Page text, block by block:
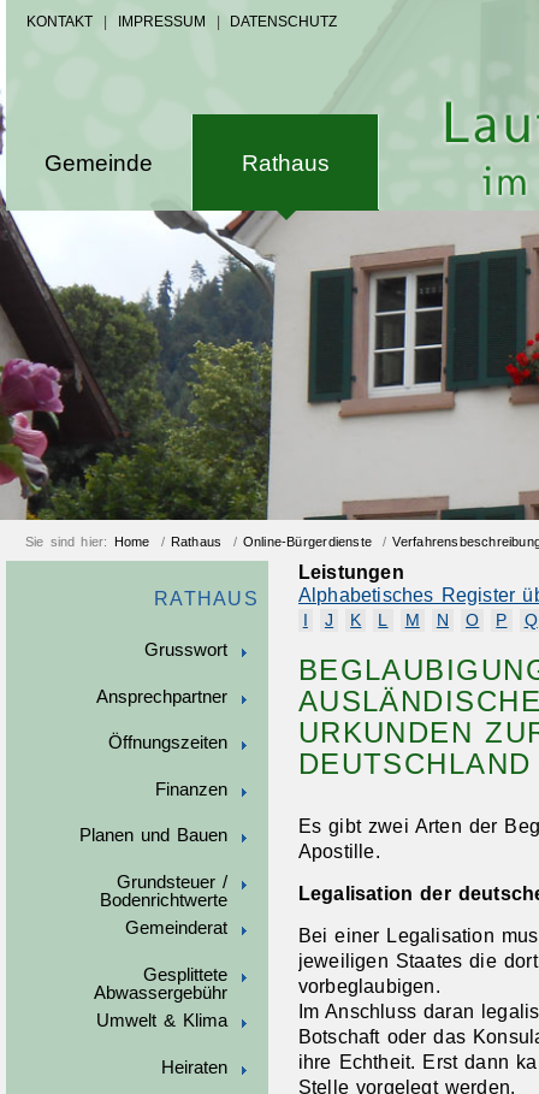
KONTAKT IMPRESSUM DATENSCHUTZ
Gemeinde Rathaus
Sie sind hier: Home / Rathaus / Online-Bürgerdienste /
RATHAUS
Grusswort
Ansprechpartner
Öffnungszeiten
Finanzen
Planen und Bauen
Grundsteuer /
Bodenrichtwerte
Gemeinderat
Gesplittete
Abwassergebühr
Umwelt & Klima
Heiraten
Leistungen
Alphabetisches Register
J K L M N O P Q
URKUNDEN
Es gibt zwei Arten der
Apostille.
Legalisation der
Bei einer Legalisation
jeweiligen Staates die
vorbeglaubigen.
Im Anschluss daran
Botschaft oder das
ihre Echtheit. Erst dann
Stelle vorgelegt werden.